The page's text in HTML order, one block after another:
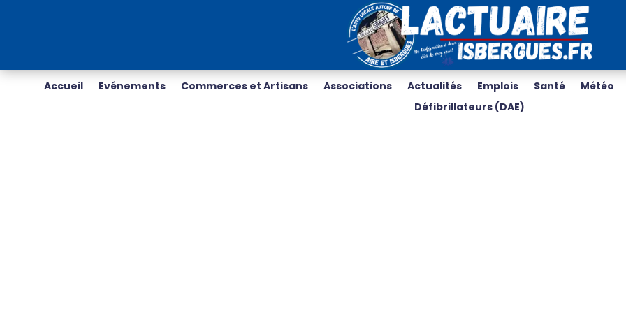
Accueil Evénements Commerces et Artisans Associations Actualités Emplois Santé
Météo
Défibrillateurs (DAE)